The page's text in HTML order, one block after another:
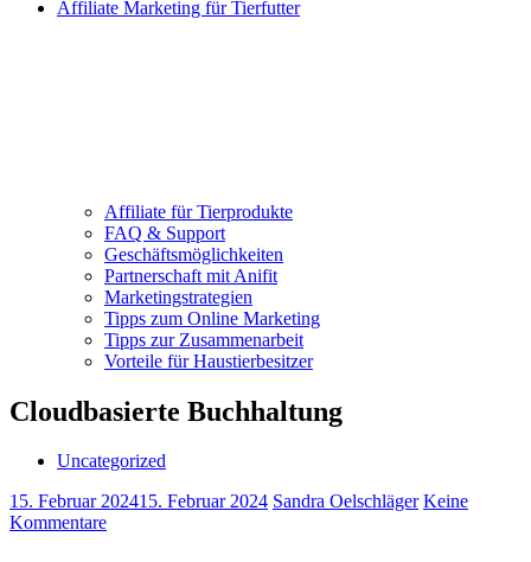
Affiliate Marketing für Tierfutter
Affiliate für Tierprodukte
FAQ & Support
Geschäftsmöglichkeiten
Partnerschaft mit Anifit
Marketingstrategien
Tipps zum Online Marketing
Tipps zur Zusammenarbeit
Vorteile für Haustierbesitzer
Cloudbasierte Buchhaltung
Uncategorized
15. Februar 202415. Februar 2024 Sandra Oelschläger Keine
Kommentare